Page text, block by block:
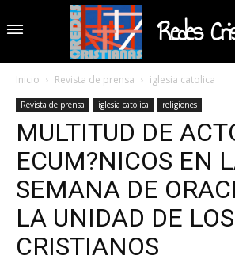
Redes
Inicio Revista de prensa iglesia catolica
Revista de prensa iglesia catolica religiones
MULTITUD DE
ECUM?NICOS EN
SEMANA DE
LA UNIDAD DE LOS
CRISTIANOS